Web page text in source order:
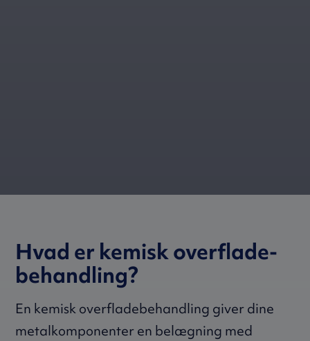
Hvad er kemisk over­­­flade­­­­
be­hand­­­ling?
En kemisk overfladebehandling giver dine
metalkomponenter en belægning med